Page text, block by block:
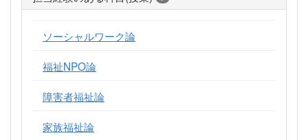
ソーシャルワーク論
福祉NPO論
障害者福祉論
家族福祉論